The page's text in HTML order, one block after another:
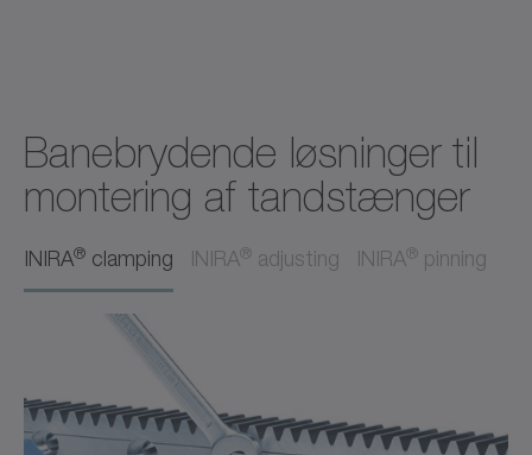
Banebrydende løsninger til
montering af tandstænger
INIRA® clamping INIRA® adjusting INIRA® pinning